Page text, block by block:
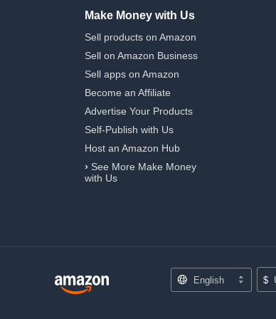
Make Money with Us
Sell products on Amazon
Sell on Amazon Business
Sell apps on Amazon
Become an Affiliate
Advertise Your Products
Self-Publish with Us
Host an Amazon Hub
› See More Make Money
with Us
English $